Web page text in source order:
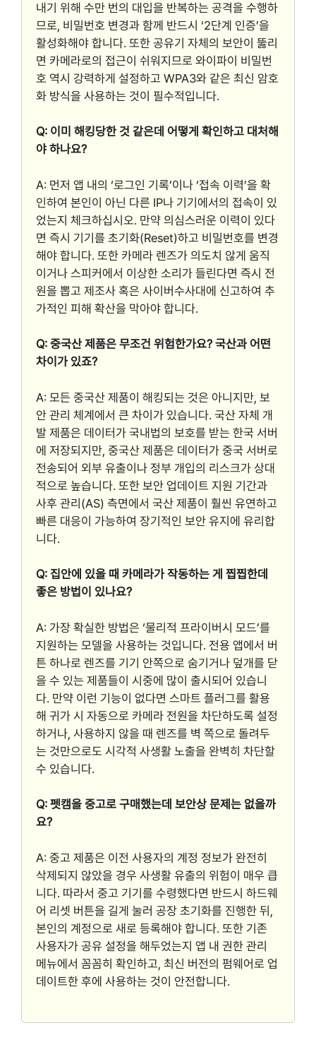
내기 위해 수만 번의 대입을 반복하는 공격을 수행하
므로, 비밀번호 변경과 함께 반드시 ‘2단계 인증’을
활성화해야 합니다. 또한 공유기 자체의 보안이 뚫리
면 카메라로의 접근이 쉬워지므로 와이파이 비밀번
호 역시 강력하게 설정하고 WPA3와 같은 최신 암호
화 방식을 사용하는 것이 필수적입니다.
Q: 이미 해킹당한 것 같은데 어떻게 확인하고 대처해
야 하나요?
A: 먼저 앱 내의 ‘로그인 기록’이나 ‘접속 이력’을 확
인하여 본인이 아닌 다른 IP나 기기에서의 접속이 있
었는지 체크하십시오. 만약 의심스러운 이력이 있다
면 즉시 기기를 초기화(Reset)하고 비밀번호를 변경
해야 합니다. 또한 카메라 렌즈가 의도치 않게 움직
이거나 스피커에서 이상한 소리가 들린다면 즉시 전
원을 뽑고 제조사 혹은 사이버수사대에 신고하여 추
가적인 피해 확산을 막아야 합니다.
Q: 중국산 제품은 무조건 위험한가요? 국산과 어떤
차이가 있죠?
A: 모든 중국산 제품이 해킹되는 것은 아니지만, 보
안 관리 체계에서 큰 차이가 있습니다. 국산 자체 개
발 제품은 데이터가 국내법의 보호를 받는 한국 서버
에 저장되지만, 중국산 제품은 데이터가 중국 서버로
전송되어 외부 유출이나 정부 개입의 리스크가 상대
적으로 높습니다. 또한 보안 업데이트 지원 기간과
사후 관리(AS) 측면에서 국산 제품이 훨씬 유연하고
빠른 대응이 가능하여 장기적인 보안 유지에 유리합
니다.
Q: 집안에 있을 때 카메라가 작동하는 게 찝찝한데
좋은 방법이 있나요?
A: 가장 확실한 방법은 ‘물리적 프라이버시 모드’를
지원하는 모델을 사용하는 것입니다. 전용 앱에서 버
튼 하나로 렌즈를 기기 안쪽으로 숨기거나 덮개를 닫
을 수 있는 제품들이 시중에 많이 출시되어 있습니
다. 만약 이런 기능이 없다면 스마트 플러그를 활용
해 귀가 시 자동으로 카메라 전원을 차단하도록 설정
하거나, 사용하지 않을 때 렌즈를 벽 쪽으로 돌려두
는 것만으로도 시각적 사생활 노출을 완벽히 차단할
수 있습니다.
Q: 펫캠을 중고로 구매했는데 보안상 문제는 없을까
요?
A: 중고 제품은 이전 사용자의 계정 정보가 완전히
삭제되지 않았을 경우 사생활 유출의 위험이 매우 큽
니다. 따라서 중고 기기를 수령했다면 반드시 하드웨
어 리셋 버튼을 길게 눌러 공장 초기화를 진행한 뒤,
본인의 계정으로 새로 등록해야 합니다. 또한 기존
사용자가 공유 설정을 해두었는지 앱 내 권한 관리
메뉴에서 꼼꼼히 확인하고, 최신 버전의 펌웨어로 업
데이트한 후에 사용하는 것이 안전합니다.